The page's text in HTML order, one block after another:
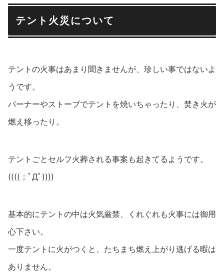
テント火災について
テントの火事はあまり聞きませんが、珍しい事ではないよ
うです。
バーナーやストーブでテントを焼いちゃったり、焚き火が
燃え移ったり。
テントごとセルフ火葬される事案も起きてるようです。
((((；ﾟДﾟ))))
基本的にテントの中は火気厳禁、くれぐれも火事には御用
心下さい。
一度テントに火がつくと、たちまち燃え上がり逃げる暇は
ありません。